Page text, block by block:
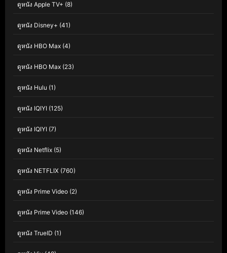
ดูหนัง Apple TV+ (8)
ดูหนัง Disney+ (41)
ดูหนัง HBO Max (4)
ดูหนัง HBO Max (23)
ดูหนัง Hulu (1)
ดูหนัง IQIYI (125)
ดูหนัง IQIYI (7)
ดูหนัง Netflix (5)
ดูหนัง NETFLIX (760)
ดูหนัง Prime Video (2)
ดูหนัง Prime Video (146)
ดูหนัง TrueID (1)